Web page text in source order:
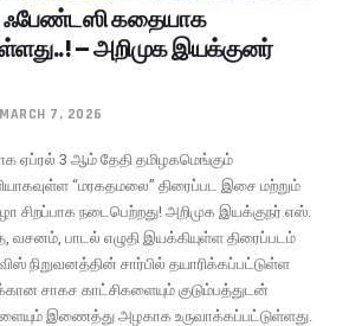
ஃபேண்டஸி கதையாக
– அறிமுக இயக்குனர்
7, 2026
3 ஆம் தேதி தமிழகமெங்கும்
“மரகதமலை” திரைப்பட இசை மற்றும்
சிறப்பாக நடைபெற்றது! அறிமுக இயக்குநர் எஸ்.
பாடல் எழுதி இயக்கியுள்ள திரைப்படம்
நிறுவனத்தின் சார்பில் தயாரிக்கப்பட்டுள்ள
சாகச காட்சிகளையும் குடும்பத்துடன்
இணைத்து அழகாக உருவாக்கப்பட்டுள்ளது.